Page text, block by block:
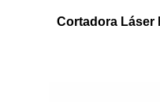
Cortadora Láser